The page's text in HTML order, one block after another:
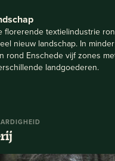
florerende textielindustrie
nieuw landschap. In
rond Enschede vijf zones
landgoederen.